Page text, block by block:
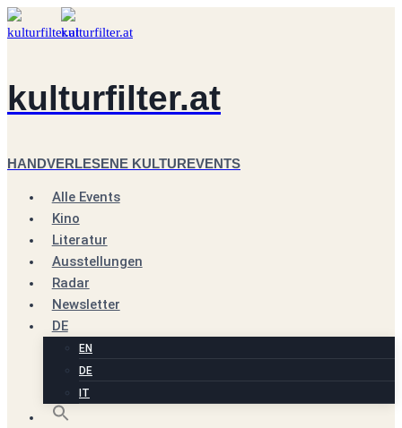
Zum
Inhalt
kulturfilter.at
HANDVERLESENE KULTUREVENTS
Alle Events
Kino
Literatur
Ausstellungen
Radar
Newsletter
DE
EN
DE
IT